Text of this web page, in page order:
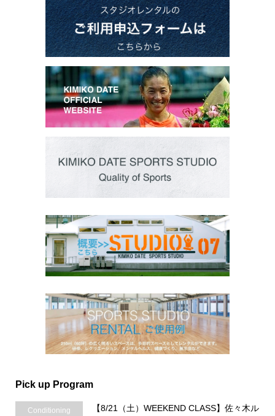
Pick up Program
Conditioning
【8/21（土）WEEKEND CLASS】佐々木ル